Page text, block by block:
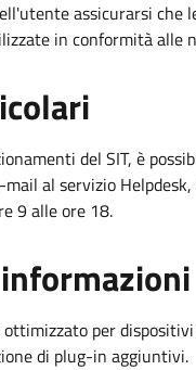
assicurarsi che
in conformità alle
del SIT, è
al servizio
9 alle ore 18.
ottimizzato per
di plug-in aggiuntivi.